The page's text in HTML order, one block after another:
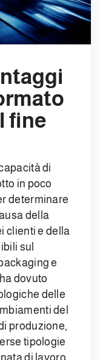
fine
di
in poco
determinare
della
clienti e della
sul
e
ha dovuto
delle
del
produzione,
tipologie
di lavoro,